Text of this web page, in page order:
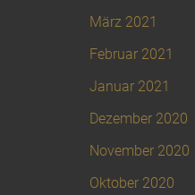
März 2021
Februar 2021
Januar 2021
Dezember 2020
November 2020
Oktober 2020